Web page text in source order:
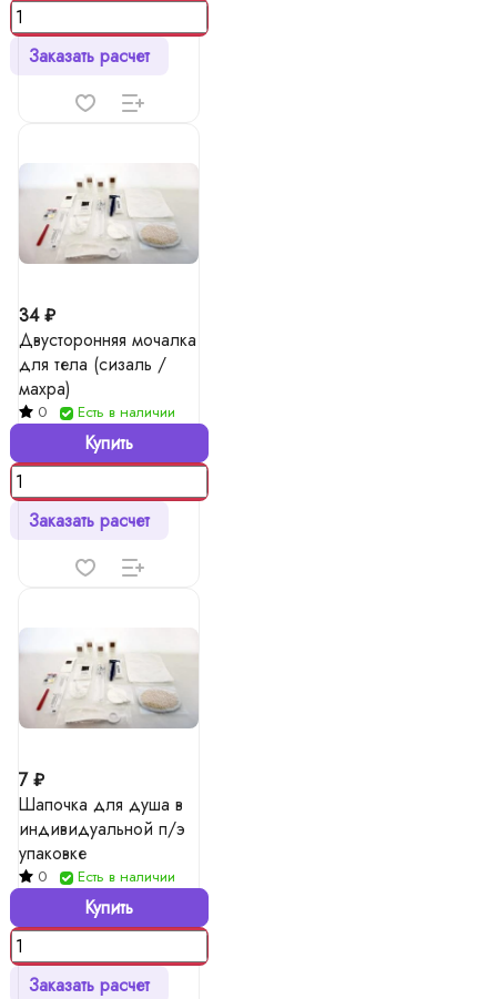
Заказать расчет
34 ₽
Двусторонняя мочалка
для тела (сизаль /
махра)
0 Есть в наличии
Купить
Заказать расчет
7 ₽
Шапочка для душа в
индивидуальной п/э
упаковке
0 Есть в наличии
Купить
Заказать расчет